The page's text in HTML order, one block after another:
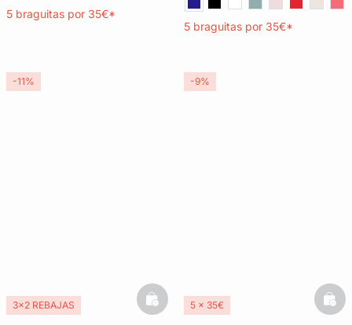
5 braguitas por 35€*
5 braguitas por 35€*
3x2 REBAJAS basketfull
-11%
5 x 35€
-9%